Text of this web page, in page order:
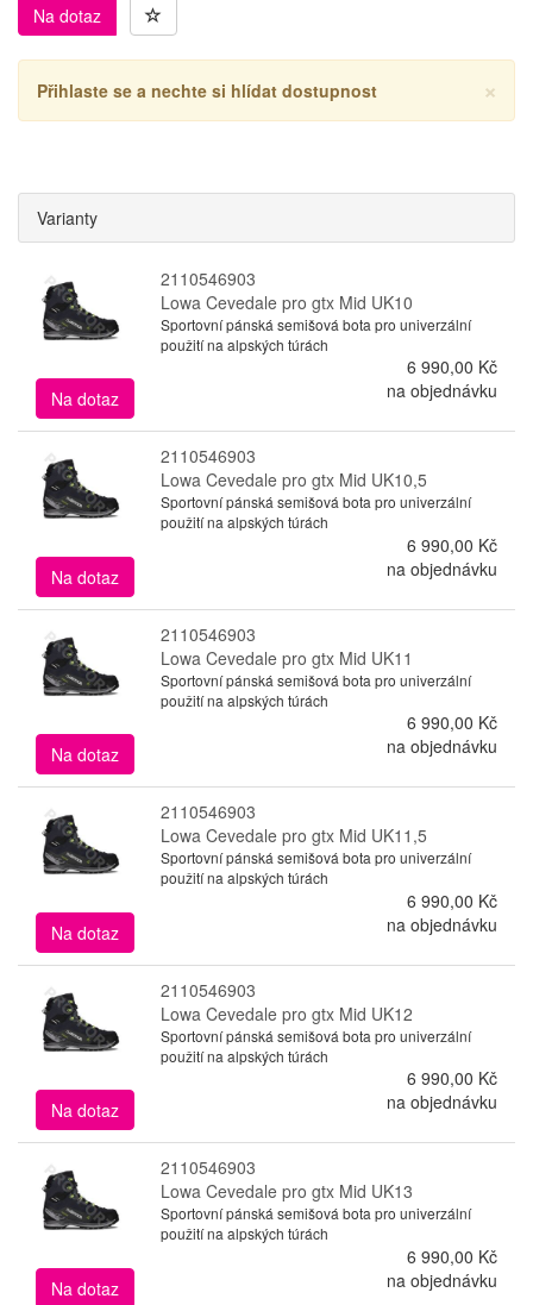
Na dotaz
×
Přihlaste se a nechte si hlídat dostupnost
Varianty
2110546903
Lowa Cevedale pro gtx Mid UK10
Sportovní pánská semišová bota pro univerzální
použití na alpských túrách
6 990,00 Kč
Na dotaz
na objednávku
2110546903
Lowa Cevedale pro gtx Mid UK10,5
Sportovní pánská semišová bota pro univerzální
použití na alpských túrách
6 990,00 Kč
Na dotaz
na objednávku
2110546903
Lowa Cevedale pro gtx Mid UK11
Sportovní pánská semišová bota pro univerzální
použití na alpských túrách
6 990,00 Kč
Na dotaz
na objednávku
2110546903
Lowa Cevedale pro gtx Mid UK11,5
Sportovní pánská semišová bota pro univerzální
použití na alpských túrách
6 990,00 Kč
Na dotaz
na objednávku
2110546903
Lowa Cevedale pro gtx Mid UK12
Sportovní pánská semišová bota pro univerzální
použití na alpských túrách
6 990,00 Kč
Na dotaz
na objednávku
2110546903
Lowa Cevedale pro gtx Mid UK13
Sportovní pánská semišová bota pro univerzální
použití na alpských túrách
6 990,00 Kč
Na dotaz
na objednávku